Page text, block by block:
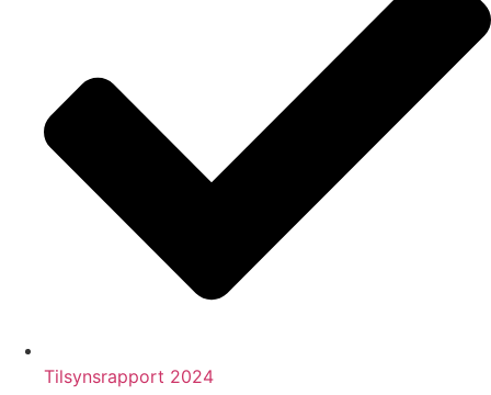
Tilsynsrapport 2024